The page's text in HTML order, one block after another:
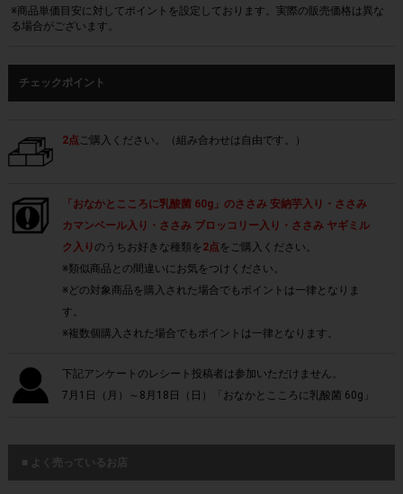
※商品単価目安に対してポイントを設定しております。実際の販売価格は異な
る場合がございます。
チェックポイント
2点 ご購入ください。（組み合わせは自由です。）
「おなかとこころに乳酸菌 60g」のささみ 安納芋入り・ささみ
カマンベール入り・ささみ ブロッコリー入り・ささみ ヤギミル
ク入り のうちお好きな種類を 2点 をご購入ください。
※類似商品との間違いにお気をつけください。
※どの対象商品を購入された場合でもポイントは一律となりま
す。
※複数個購入された場合でもポイントは一律となります。
下記アンケートのレシート投稿者は参加いただけません。
7月1日（月）～8月18日（日）「おなかとこころに乳酸菌 60g」
■ よく売っているお店